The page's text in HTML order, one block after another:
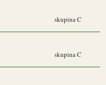
skupina C
skupina C